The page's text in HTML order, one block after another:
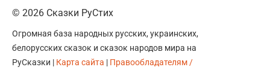
© 2026 Сказки РуСтих
Огромная база народных русских, украинских,
белорусских сказок и сказок народов мира на
РуСказки | Карта сайта | Правообладателям /